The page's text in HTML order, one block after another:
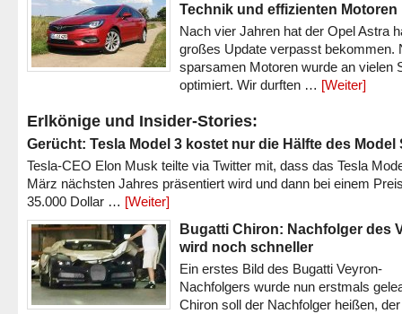
Technik und effizienten Motoren
Nach vier Jahren hat der Opel Astra
großes Update verpasst bekommen.
sparsamen Motoren wurde an vielen
optimiert. Wir durften … [Weiter]
Erlkönige und Insider-Stories:
Gerücht: Tesla Model 3 kostet nur die Hälfte des Model
Tesla-CEO Elon Musk teilte via Twitter mit, dass das Tesla
März nächsten Jahres präsentiert wird und dann bei einem
35.000 Dollar … [Weiter]
Bugatti Chiron: Nachfolger des
wird noch schneller
Ein erstes Bild des Bugatti Veyron-
Nachfolgers wurde nun erstmals
Chiron soll der Nachfolger heißen, der